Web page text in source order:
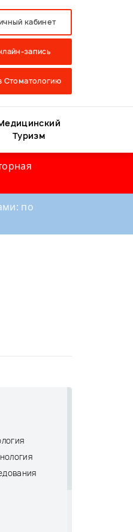
кабинет
запись
Стоматологию
Туризм
по